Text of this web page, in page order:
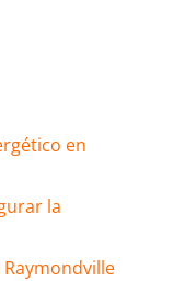
en
la